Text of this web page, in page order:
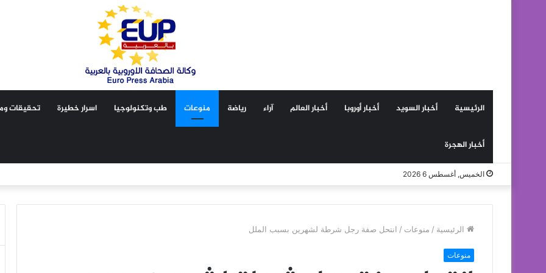
الرئيسية أخبار السويد أخبار أوروبا أخبار العالم آراء رياضة منوعات طب وتكنولوجيا اسرار خطيرة تحقيقات
أخبار الهجرة
الخميس, أغسطس 6 2026
الرئيسية / منوعات / انتحل صفة رجل شرطة لشهرين بسبب الملل
منوعات